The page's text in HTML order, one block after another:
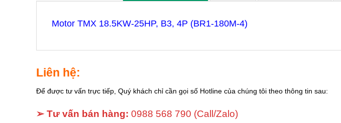
Motor TMX 18.5KW-25HP, B3, 4P (BR1-180M-4)
Liên hệ:
Để được tư vấn trực tiếp, Quý khách chỉ cần gọi số Hotline của chúng tôi theo thông tin sau:
➢ Tư vấn bán hàng: 0988 568 790 (Call/Zalo)